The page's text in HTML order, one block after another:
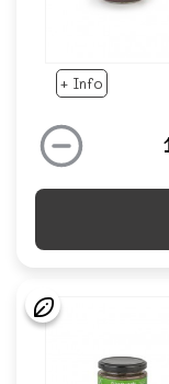
+ Info